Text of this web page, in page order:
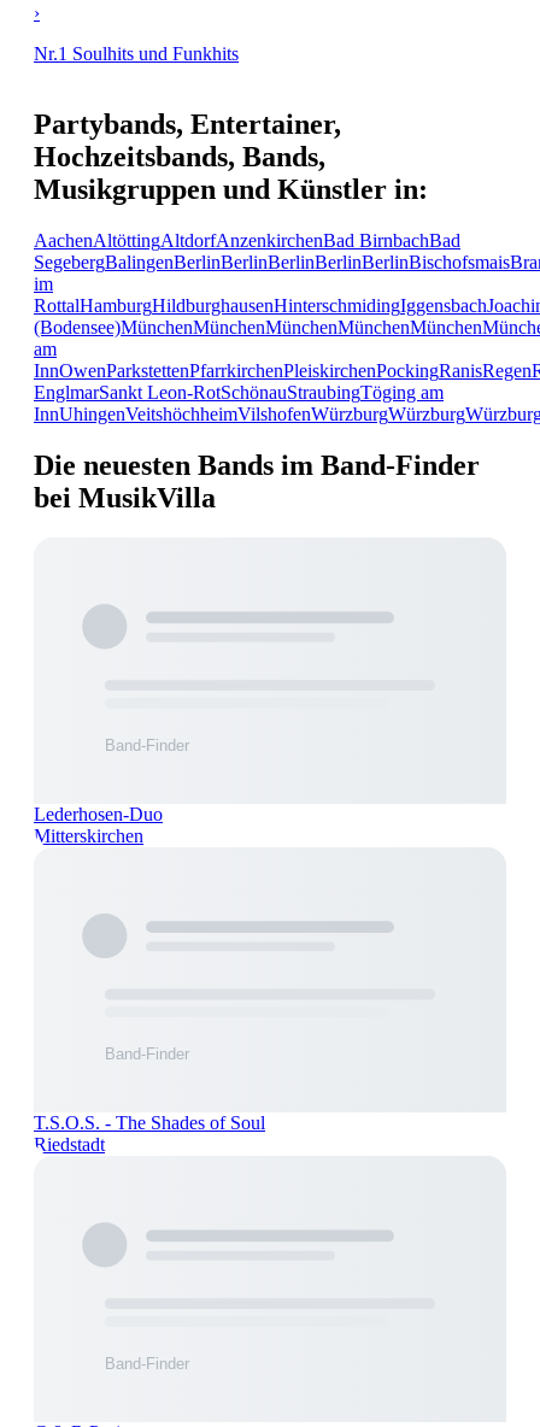
›
Nr.1 Soulhits und Funkhits
Partybands, Entertainer,
Hochzeitsbands, Bands,
Musikgruppen und Künstler in:
AachenAltöttingAltdorfAnzenkirchenBad BirnbachBad
SegebergBalingenBerlinBerlinBerlinBerlinBerlinBischofsmais
im
RottalHamburgHildburghausenHinterschmidingIggensbach
(Bodensee)MünchenMünchenMünchenMünchenMünchen
am
InnOwenParkstettenPfarrkirchenPleiskirchenPockingRanisRegen
EnglmarSankt Leon-RotSchönauStraubingTöging am
InnUhingenVeitshöchheimVilshofenWürzburgWürzburg
Die neuesten Bands im Band-Finder
bei MusikVilla
Lederhosen-Duo
Mitterskirchen
T.S.O.S. - The Shades of Soul
Riedstadt